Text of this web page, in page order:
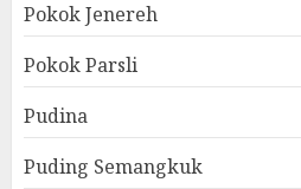
Pokok Jenereh
Pokok Parsli
Pudina
Puding Semangkuk